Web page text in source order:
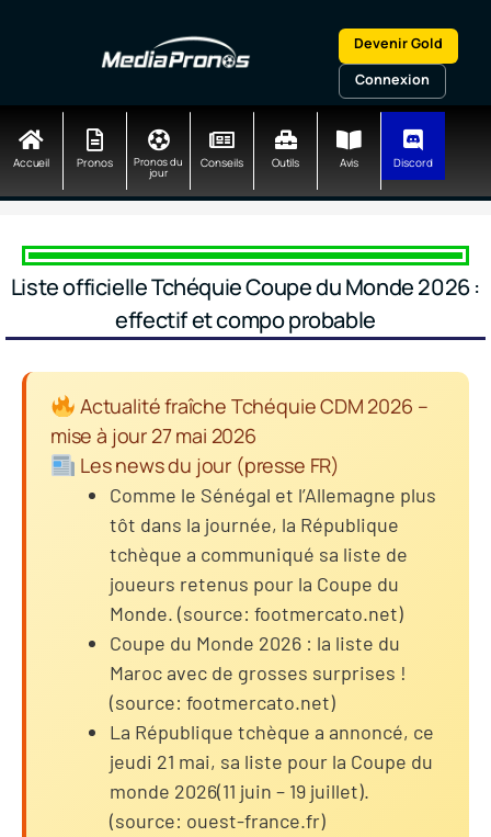
Devenir Gold
Connexion
Accueil Pronos Pronos du
jour
Conseils Outils Avis Discord
Liste officielle Tchéquie Coupe du Monde 2026 :
effectif et compo probable
Actualité fraîche Tchéquie CDM 2026 –
mise à jour 27 mai 2026
Les news du jour (presse FR)
Comme le Sénégal et l’Allemagne plus
tôt dans la journée, la République
tchèque a communiqué sa liste de
joueurs retenus pour la Coupe du
Monde. (source: footmercato.net)
Coupe du Monde 2026 : la liste du
Maroc avec de grosses surprises !
(source: footmercato.net)
La République tchèque a annoncé, ce
jeudi 21 mai, sa liste pour la Coupe du
monde 2026(11 juin – 19 juillet).
(source: ouest-france.fr)